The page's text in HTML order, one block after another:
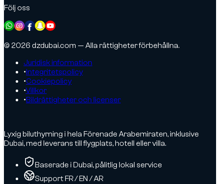
Följ oss
© 2026 dzdubai.com — Alla rättigheter förbehållna.
Juridisk information
•Integritetspolicy
•Cookiepolicy
•Villkor
•Bildrättigheter och licenser
Lyxig biluthyrning i hela Förenade Arabemiraten, inklusive
Dubai, med leverans till flygplats, hotell eller villa.
Baserade i Dubai, pålitlig lokal service
Support FR / EN / AR